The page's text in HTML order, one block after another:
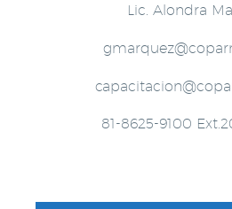
Lic. Alondra
81-8625-9100